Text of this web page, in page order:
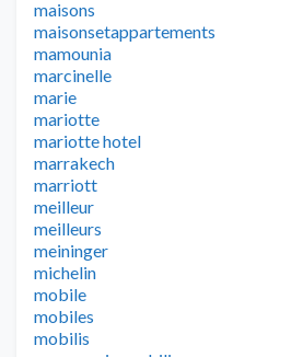
maisons
maisonsetappartements
mamounia
marcinelle
marie
mariotte
mariotte hotel
marrakech
marriott
meilleur
meilleurs
meininger
michelin
mobile
mobiles
mobilis